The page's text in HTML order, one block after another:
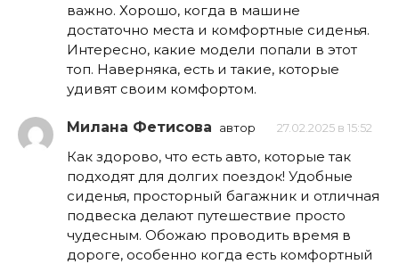
важно. Хорошо, когда в машине
достаточно места и комфортные сиденья.
Интересно, какие модели попали в этот
топ. Наверняка, есть и такие, которые
удивят своим комфортом.
Милана Фетисова автор 27.02.2025 в 15:52
Как здорово, что есть авто, которые так
подходят для долгих поездок! Удобные
сиденья, просторный багажник и отличная
подвеска делают путешествие просто
чудесным. Обожаю проводить время в
дороге, особенно когда есть комфортный